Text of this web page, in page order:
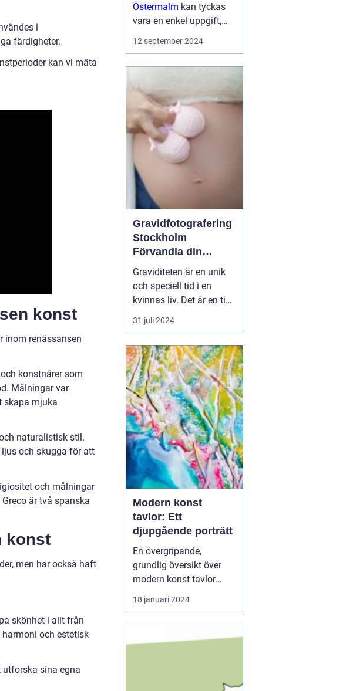
i
färdigheter.
kan vi mäta
konst
inom renässansen
konstnärer som
Målningar var
skapa mjuka
naturalistisk stil.
och skugga för att
och målningar
är två spanska
konst
men har också haft
skönhet i allt från
och estetisk
utforska sina egna
Östermalm kan tyckas
vara en enkel uppgift,
men för många kan det
medföra en viss nivå av
12 september 2024
Gravidfotografering
Stockholm
Förvandla din
graviditet till tidlös
konst
Graviditeten är en unik
och speciell tid i en
kvinnas liv. Det är en tid
av förändring, förväntan
och glädje. En tid då
komma ihåg varje
känsla och detalj. I
Stockholm ...
31 juli 2024
Modern konst
tavlor: Ett
djupgående porträtt
En övergripande,
grundlig översikt över
modern konst tavlor
Modern konst tavlor har
under de senaste
populära och anses nu
18 januari 2024